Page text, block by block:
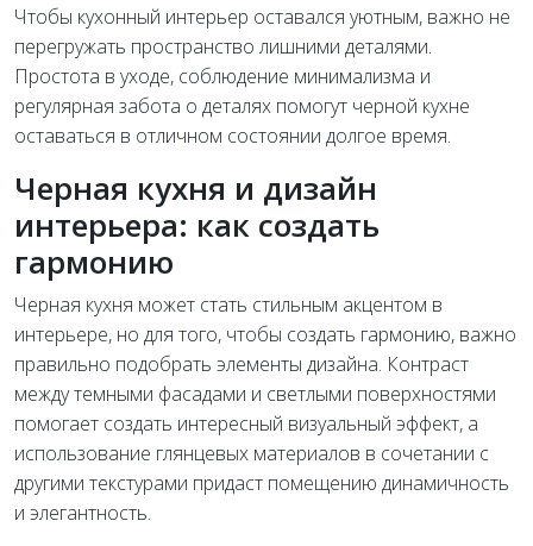
Чтобы кухонный интерьер оставался уютным, важно не
перегружать пространство лишними деталями.
Простота в уходе, соблюдение минимализма и
регулярная забота о деталях помогут черной кухне
оставаться в отличном состоянии долгое время.
Черная кухня и дизайн
интерьера: как создать
гармонию
Черная кухня может стать стильным акцентом в
интерьере, но для того, чтобы создать гармонию, важно
правильно подобрать элементы дизайна. Контраст
между темными фасадами и светлыми поверхностями
помогает создать интересный визуальный эффект, а
использование глянцевых материалов в сочетании с
другими текстурами придаст помещению динамичность
и элегантность.